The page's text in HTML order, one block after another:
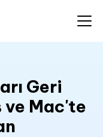
Geri
ve Mac'te